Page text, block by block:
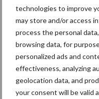
technologies to improve
may store and/or access
process the personal
browsing data, for
personalized ads and
effectiveness, analyzing
geolocation data, and
your consent will be valid
Caterpillar breidt
Komatsu HM460-6
Nieuwe compacte
Recente